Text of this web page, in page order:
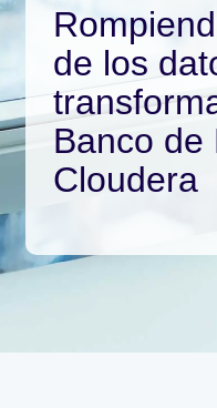
de los
Banco de
Cloudera